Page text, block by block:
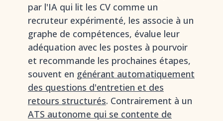
par l'IA qui lit les CV comme un
recruteur expérimenté, les associe à un
graphe de compétences, évalue leur
adéquation avec les postes à pourvoir
et recommande les prochaines étapes,
souvent en générant automatiquement
des questions d'entretien et des
retours structurés. Contrairement à un
ATS autonome qui se contente de